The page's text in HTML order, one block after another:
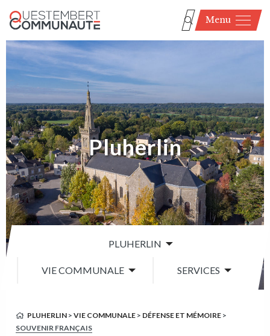
Menu
Pluherlin
PLUHERLIN
VIE COMMUNALE SERVICES
PLUHERLIN > VIE COMMUNALE > DÉFENSE ET MÉMOIRE >
SOUVENIR FRANÇAIS